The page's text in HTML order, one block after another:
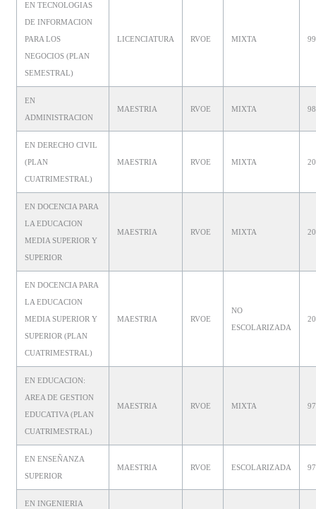
EN TECNOLOGIAS
DE INFORMACION
PARA LOS
NEGOCIOS (PLAN
SEMESTRAL)
LICENCIATURA RVOE MIXTA
EN
ADMINISTRACION
MAESTRIA RVOE MIXTA
EN DERECHO CIVIL
(PLAN
CUATRIMESTRAL)
MAESTRIA RVOE MIXTA
EN DOCENCIA PARA
LA EDUCACION
MEDIA SUPERIOR Y
SUPERIOR
MAESTRIA RVOE MIXTA
EN DOCENCIA PARA
LA EDUCACION
MEDIA SUPERIOR Y
SUPERIOR (PLAN
CUATRIMESTRAL)
MAESTRIA RVOE
NO
ESCOLARIZADA
EN EDUCACION:
AREA DE GESTION
EDUCATIVA (PLAN
CUATRIMESTRAL)
MAESTRIA RVOE MIXTA
EN ENSEÑANZA
SUPERIOR
MAESTRIA RVOE ESCOLARIZADA
EN INGENIERIA